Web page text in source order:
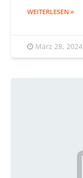
WEITERLESEN
März 28, 2024